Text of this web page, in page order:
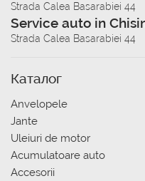
Strada Calea Basarabiei 44
Service auto in
Strada Calea Basarabiei 44
Каталог
Anvelopele
Jante
Uleiuri de motor
Acumulatoare auto
Accesorii